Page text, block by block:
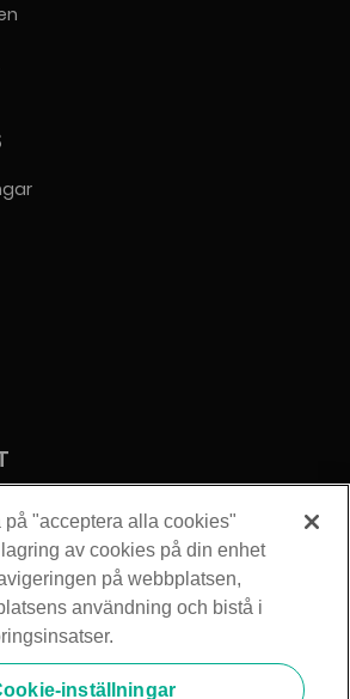
0142
på "acceptera alla cookies"
av cookies på din enhet
på webbplatsen,
användning och bistå i
inställningar